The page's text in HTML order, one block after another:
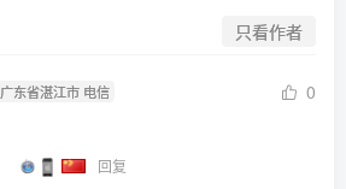
只看作者
广东省湛江市 电信
0
回复